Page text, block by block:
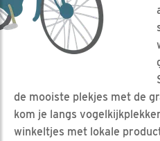
de mooiste plekjes met de
kom je langs
winkeltjes met lokale